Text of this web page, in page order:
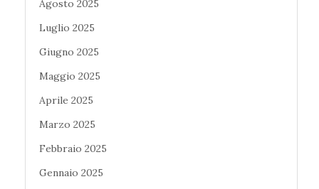
Agosto 2025
Luglio 2025
Giugno 2025
Maggio 2025
Aprile 2025
Marzo 2025
Febbraio 2025
Gennaio 2025